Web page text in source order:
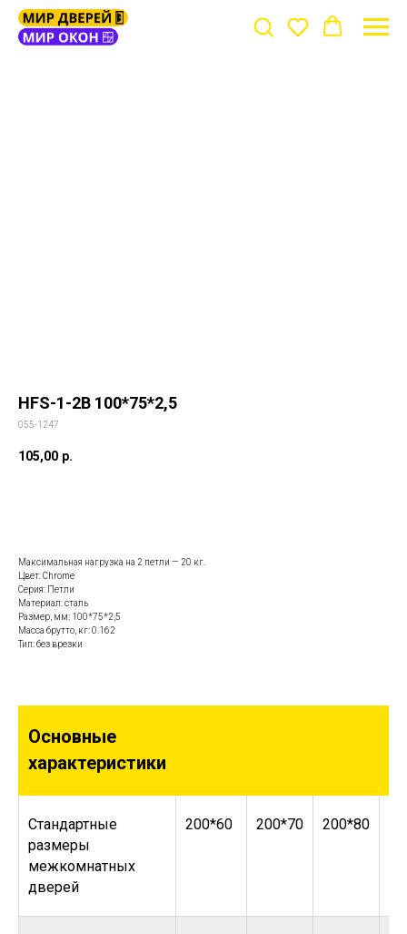
HFS-1-2B 100*75*2,5
055-1247
105,00 р.
Максимальная нагрузка на 2 петли — 20 кг.
Цвет: Chrome
Серия: Петли
Материал: сталь
Размер, мм: 100*75*2,5
Масса брутто, кг: 0.162
Тип: без врезки
Основные
характеристики
Стандартные
размеры
межкомнатных
дверей
200*60 200*70 200*80